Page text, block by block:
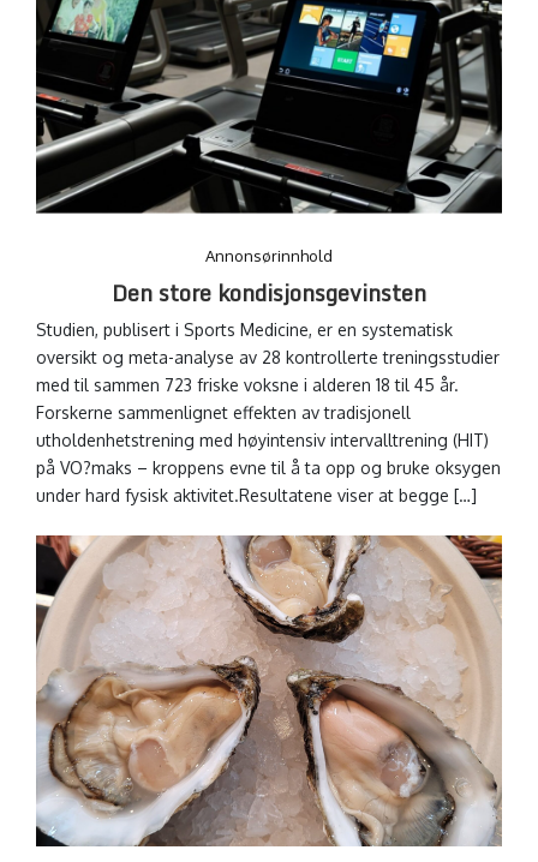
Annonsørinnhold
Den store kondisjonsgevinsten
Studien, publisert i Sports Medicine, er en systematisk
oversikt og meta-analyse av 28 kontrollerte treningsstudier
med til sammen 723 friske voksne i alderen 18 til 45 år.
Forskerne sammenlignet effekten av tradisjonell
utholdenhetstrening med høyintensiv intervalltrening (HIT)
på VO?maks – kroppens evne til å ta opp og bruke oksygen
under hard fysisk aktivitet.Resultatene viser at begge […]